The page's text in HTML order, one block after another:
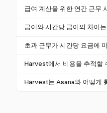
080시간입니다. 더 많은
실제 근무 시간, 무급 휴
당 급여에 영향을 미칠 수
급여 계산을 위한 연간 근무
풀타임 직무는 일반적으
또는 무급 휴가에 따라
급여와 시간당 급여의 차이
급여직은 일반적으로 복
성을 제공합니다. 보상을
초과 근무가 시간당 요금에
초과 근무는 실제 시간당
무를 정확하게 추적하면
Harvest에서 비용을 추적할
네, Harvest는 비용을 효
Harvest는 Asana와 어떻게